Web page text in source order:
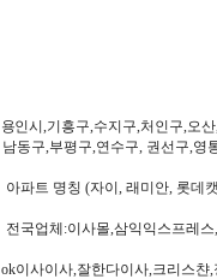
용인시,기흥구,수지구,처인구,오
남동구,부평구,연수구, 권선구,영
아파트 명칭 (자이, 래미안, 롯데
전국업체:이사몰,삼익익스프레
ok이사이사,잘한다이사,크리스챤